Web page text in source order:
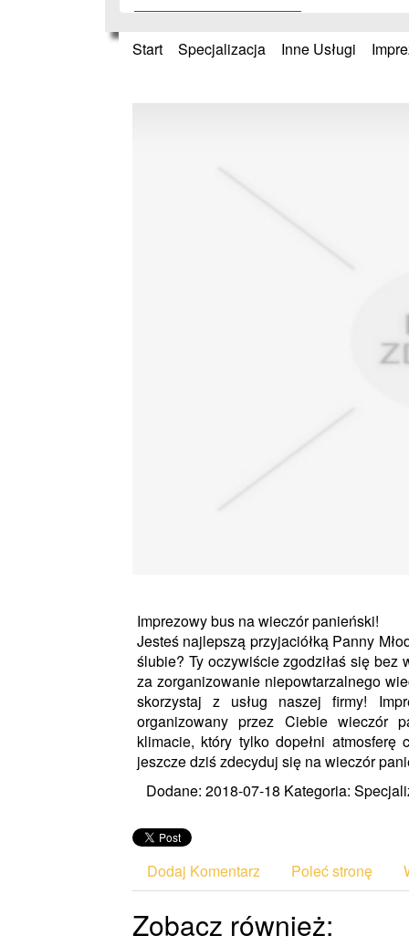
Start Specjalizacja Inne Usługi
Imprezowy bus na wieczór panieński!
Jesteś najlepszą przyjaciółką Panny
ślubie? Ty oczywiście zgodziłaś się bez
za zorganizowanie niepowtarzalnego
skorzystaj z usług naszej firmy!
organizowany przez Ciebie wieczór
klimacie, który tylko dopełni
jeszcze dziś zdecyduj się na wieczór
Dodane: 2018-07-18 Kategoria:
Dodaj Komentarz Poleć stronę
Zobacz również: